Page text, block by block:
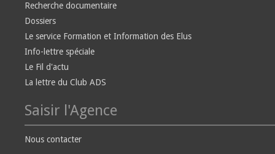
Recherche documentaire
Dossiers
Le service Formation et Information des Elus
Info-lettre spéciale
Le Fil d'actu
La lettre du Club ADS
Saisir l'Agence
Nous contacter